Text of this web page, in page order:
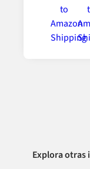
Explora otras